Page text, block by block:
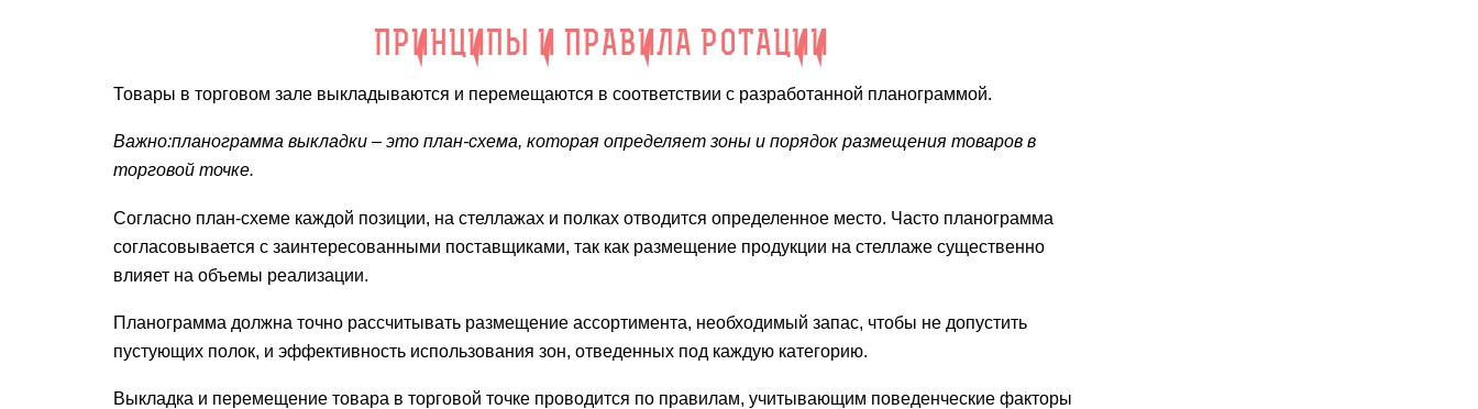
ПРИНЦИПЫ И ПРАВИЛА РОТАЦИИ
Товары в торговом зале выкладываются и перемещаются в соответствии с разработанной планограммой.
Важно:планограмма выкладки – это план-схема, которая определяет зоны и порядок размещения товаров в
торговой точке.
Согласно план-схеме каждой позиции, на стеллажах и полках отводится определенное место. Часто планограмма
согласовывается с заинтересованными поставщиками, так как размещение продукции на стеллаже существенно
влияет на объемы реализации.
Планограмма должна точно рассчитывать размещение ассортимента, необходимый запас, чтобы не допустить
пустующих полок, и эффективность использования зон, отведенных под каждую категорию.
Выкладка и перемещение товара в торговой точке проводится по правилам, учитывающим поведенческие факторы